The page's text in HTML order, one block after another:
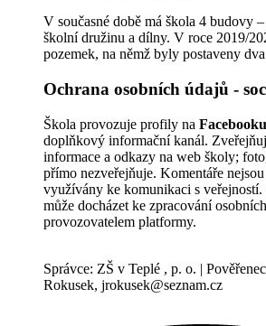
V současné době má škola 4 budovy
školní družinu a dílny. V roce 2019/
pozemek, na němž byly postaveny
Ochrana osobních údajů -
Škola provozuje profily na Facebooku
doplňkový informační kanál.
informace a odkazy na web školy;
přímo nezveřejňuje. Komentáře
využívány ke komunikaci s
může docházet ke zpracování
provozovatelem platformy.
Správce: ZŠ v Teplé , p. o. |
Rokusek, jrokusek@seznam.cz